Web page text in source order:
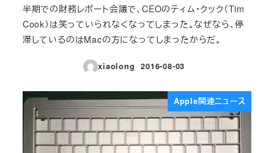
半期での財務レポート会議で、CEOのティム・クック（Tim
Cook）は笑っていられなくなってしまった。なぜなら、停
滞しているのはMacの方になってしまったからだ。
xiaolong
投稿日
2016-08-03
Apple関連ニュース